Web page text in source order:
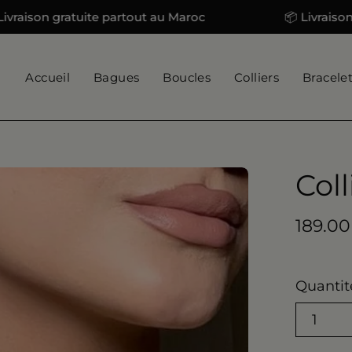
gratuite partout au Maroc 📦 Livraison
Accueil Bagues Boucles Colliers
Ouvrir
visionneuse
d'images
1